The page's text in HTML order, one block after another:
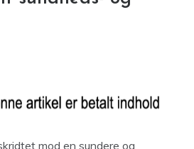
mod en sundere og